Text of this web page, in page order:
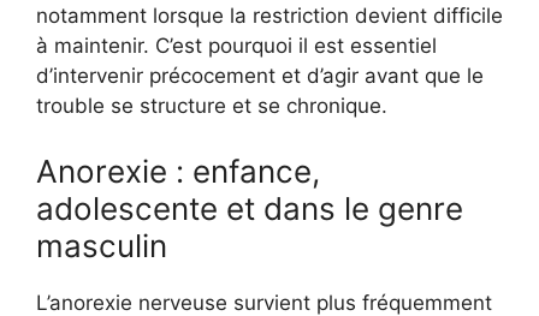
notamment lorsque la restriction devient difficile
à maintenir. C’est pourquoi il est essentiel
d’intervenir précocement et d’agir avant que le
trouble se structure et se chronique.
Anorexie : enfance,
adolescente et dans le genre
masculin
L’anorexie nerveuse survient plus fréquemment